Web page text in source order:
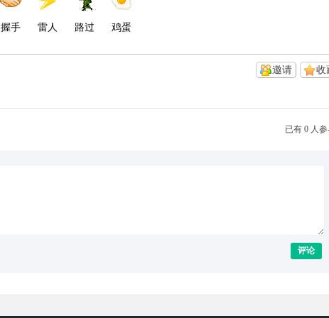
握手 雷人 路过 鸡蛋
收
邀请
已有 0 人
评论